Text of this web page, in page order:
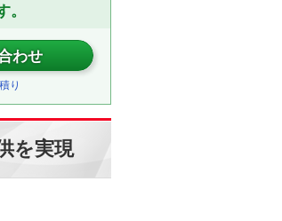
わせ
り
を実現